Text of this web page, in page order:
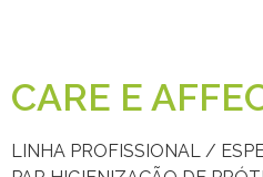
CARE E
LINHA PROFISSIONAL /